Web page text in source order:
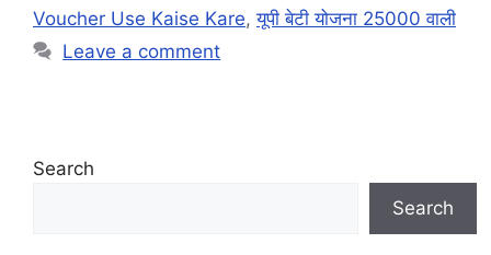
Voucher Use Kaise Kare,यूपी बेटी योजना 25000 वाली
Leave a comment
Search
Search